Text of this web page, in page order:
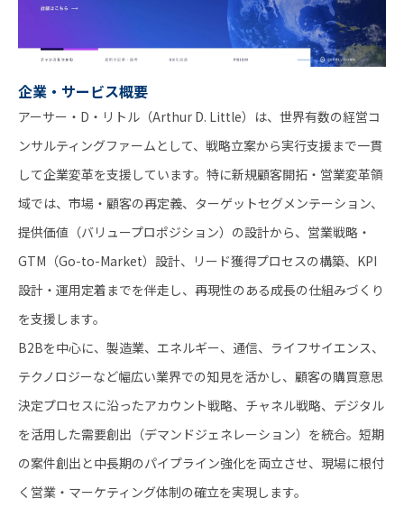
企業・サービス概要
アーサー・D・リトル（Arthur D. Little）は、世界有数の経営コ
ンサルティングファームとして、戦略立案から実行支援まで一貫
して企業変革を支援しています。特に新規顧客開拓・営業変革領
域では、市場・顧客の再定義、ターゲットセグメンテーション、
提供価値（バリュープロポジション）の設計から、営業戦略・
GTM（Go-to-Market）設計、リード獲得プロセスの構築、KPI
設計・運用定着までを伴走し、再現性のある成長の仕組みづくり
を支援します。
B2Bを中心に、製造業、エネルギー、通信、ライフサイエンス、
テクノロジーなど幅広い業界での知見を活かし、顧客の購買意思
決定プロセスに沿ったアカウント戦略、チャネル戦略、デジタル
を活用した需要創出（デマンドジェネレーション）を統合。短期
の案件創出と中長期のパイプライン強化を両立させ、現場に根付
く営業・マーケティング体制の確立を実現します。